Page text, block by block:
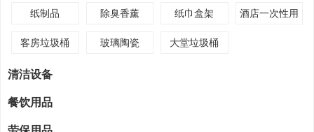
纸制品 除臭香薰 纸巾盒架
酒店一次性用
客房垃圾桶 玻璃陶瓷 大堂垃圾桶
清洁设备
餐饮用品